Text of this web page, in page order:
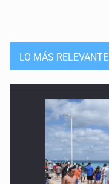
LO MÁS RELEVANTE